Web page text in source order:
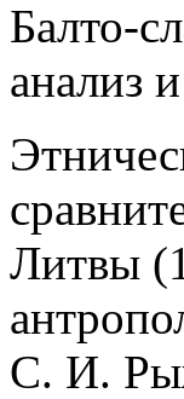
Балто-
анализ
Литвы
С. И.